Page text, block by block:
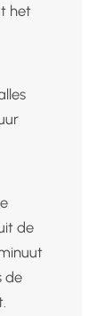
het
de
de